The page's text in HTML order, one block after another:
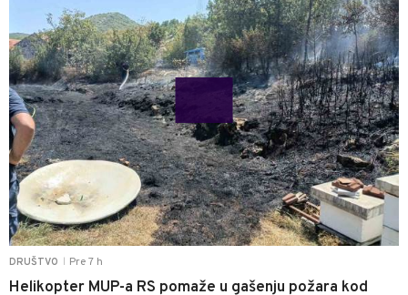
DRUŠTVO Pre 7 h
Helikopter MUP-a RS pomaže u gašenju požara kod